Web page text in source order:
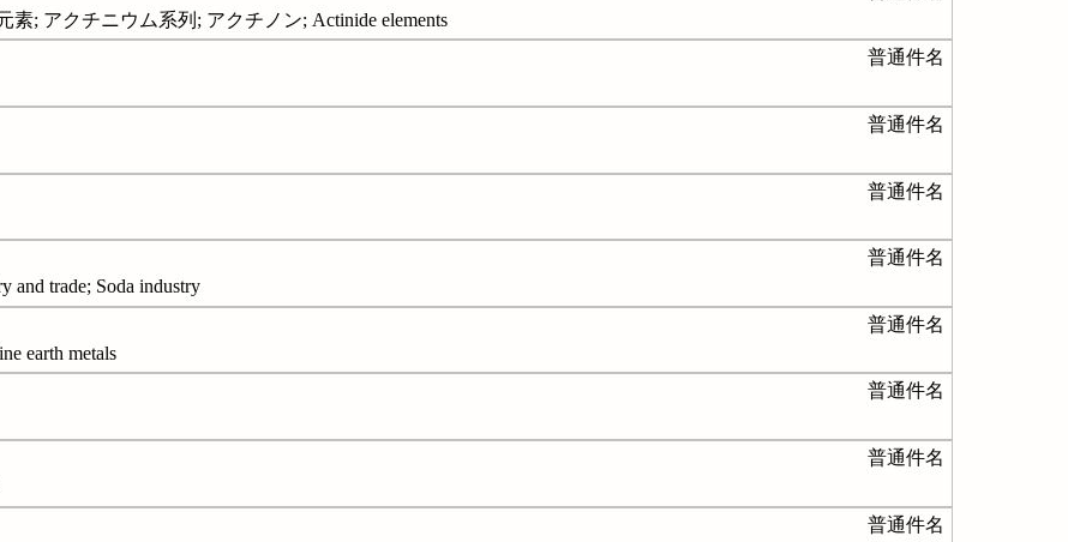
; アクチニウム系列; アクチノン; Actinide elements
普通件名
普通件名
普通件名
普通件名
trade; Soda industry
普通件名
earth metals
普通件名
普通件名
普通件名